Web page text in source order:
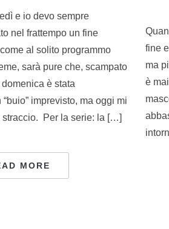
e io devo sempre
nel frattempo un fine
al solito programmo
sarà pure che, scampato
è stata
imprevisto, ma oggi mi
straccio. Per la serie: la […]
MORE
fine
ma
è